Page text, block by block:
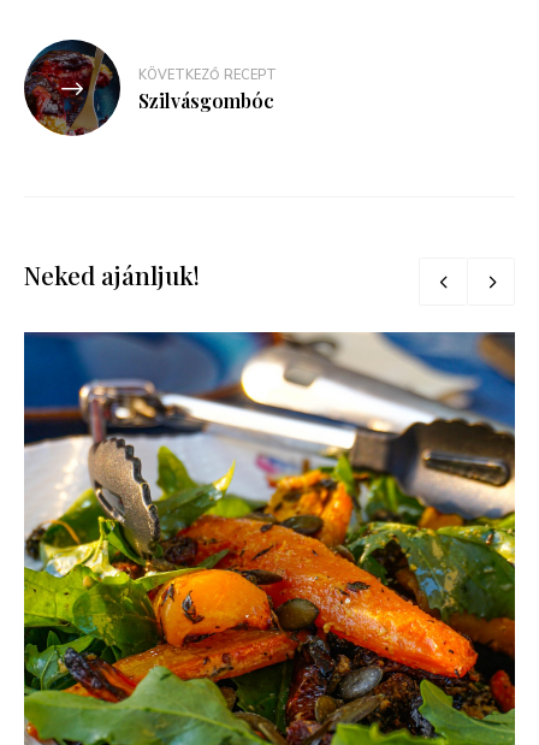
KÖVETKEZŐ RECEPT
Szilvásgombóc
Neked ajánljuk!